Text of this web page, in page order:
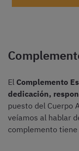
El Complemento
dedicación,
puesto del Cuerpo
veíamos al hablar
complemento